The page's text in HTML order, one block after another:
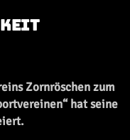
Zornröschen zum
hat seine